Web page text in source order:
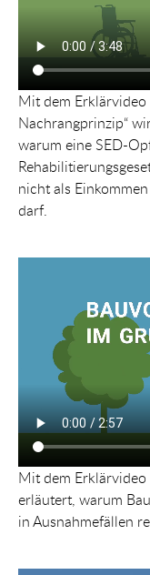
Mit dem
Nachrangprinzip“
warum eine SED-
nicht als
darf.
Mit dem Erklärvideo
erläutert, warum
in Ausnahmefällen